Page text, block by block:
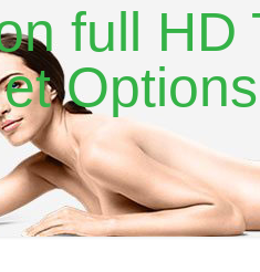
full HD
Options